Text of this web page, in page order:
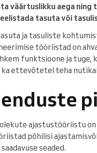
väärtuslikku aega
tasuta või
ja tasuliste
tööriistad on
funktsioone ja
ettevõtetel teha
ajastustööriistu
põhilisi
seaded.